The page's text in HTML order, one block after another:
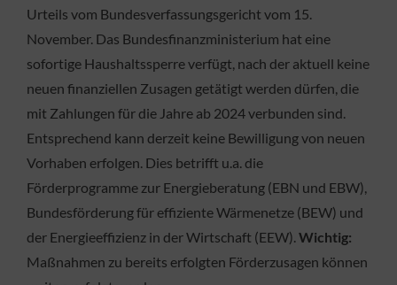
KONTAKT
Urteils vom Bundesverfassungsgericht vom 15.
November. Das Bundesfinanzministerium hat eine
sofortige Haushaltssperre verfügt, nach der aktuell keine
neuen finanziellen Zusagen getätigt werden dürfen, die
mit Zahlungen für die Jahre ab 2024 verbunden sind.
Entsprechend kann derzeit keine Bewilligung von neuen
Vorhaben erfolgen. Dies betrifft u.a. die
Förderprogramme zur Energieberatung (EBN und EBW),
Bundesförderung für effiziente Wärmenetze (BEW) und
der Energieeffizienz in der Wirtschaft (EEW).Wichtig:
Maßnahmen zu bereits erfolgten Förderzusagen können